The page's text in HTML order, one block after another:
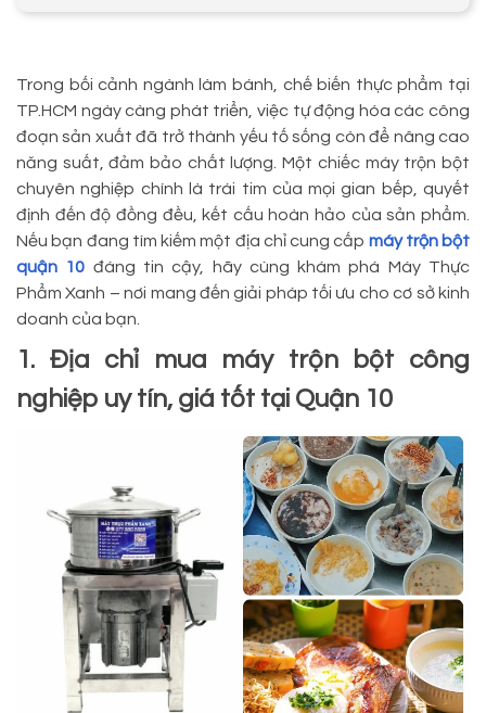
Trong bối cảnh ngành làm bánh, chế biến thực phẩm tại
TP.HCM ngày càng phát triển, việc tự động hóa các công
đoạn sản xuất đã trở thành yếu tố sống còn để nâng cao
năng suất, đảm bảo chất lượng. Một chiếc máy trộn bột
chuyên nghiệp chính là trái tim của mọi gian bếp, quyết
định đến độ đồng đều, kết cấu hoàn hảo của sản phẩm.
Nếu bạn đang tìm kiếm một địa chỉ cung cấp máy trộn bột
quận 10 đáng tin cậy, hãy cùng khám phá Máy Thực
Phẩm Xanh – nơi mang đến giải pháp tối ưu cho cơ sở kinh
doanh của bạn.
1. Địa chỉ mua máy trộn bột công
nghiệp uy tín, giá tốt tại Quận 10